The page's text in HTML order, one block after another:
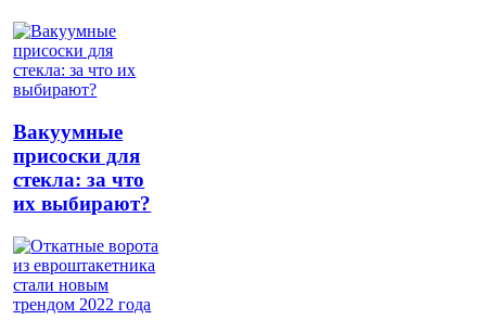
Вакуумные
присоски для
стекла: за что
их выбирают?